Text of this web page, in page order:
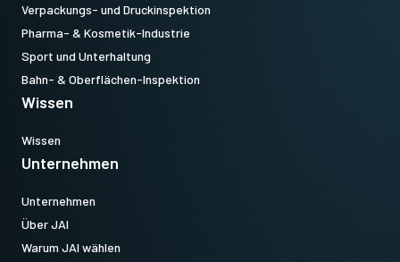
Verpackungs- und Druckinspektion
Pharma- & Kosmetik-Industrie
Sport und Unterhaltung
Bahn- & Oberflächen-Inspektion
Wissen
Wissen
Unternehmen
Unternehmen
Über JAI
Warum JAI wählen